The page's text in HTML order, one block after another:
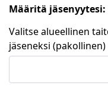
Määritä jäsenyytesi:
Valitse alueellinen
jäseneksi (pakollinen)